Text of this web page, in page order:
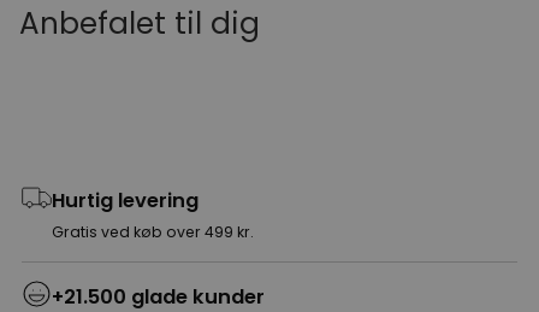
Anbefalet til dig
Hurtig levering
Gratis ved køb over 499 kr.
+21.500 glade kunder